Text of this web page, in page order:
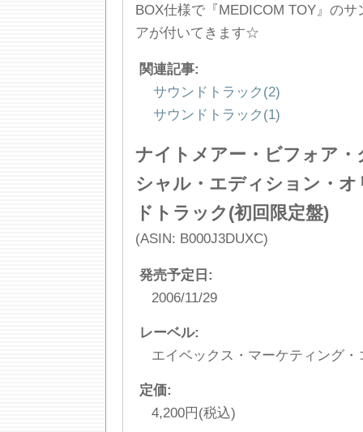
BOX仕様で『MEDICOM TOY』の
アが付いてきます☆
関連記事:
サウンドトラック(2)
サウンドトラック(1)
ナイトメアー・ビフォア
シャル・エディション・
ドトラック(初回限定盤)
(ASIN: B000J3DUXC)
発売予定日:
2006/11/29
レーベル:
エイベックス・マーケティング
定価:
4,200円(税込)